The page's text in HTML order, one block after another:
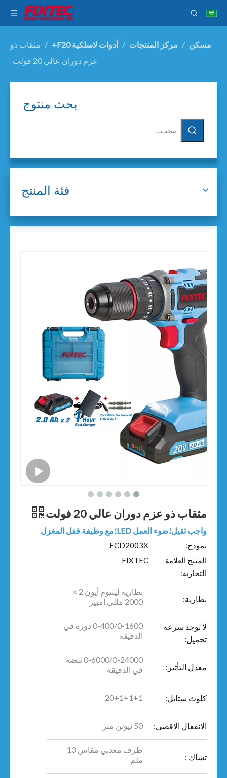
مسكن / مركز المنتجات / أدوات لاسلكية F20+ / مثقاب ذو
عزم دوران عالي 20 فولت
بحث منتوج
فئة المنتج
مثقاب ذو عزم دوران عالي 20 فولت
واجب ثقيل؛ضوء العمل LED؛مع وظيفة قفل المغزل
نموذج:
FCD2003X
المنتج العلامة
التجارية:
FIXTEC
بطارية:
بطارية ليثيوم أيون 2 ×
2000 مللي أمبير
لا توجد سرعه
تحميل:
0-400/0-1600 دورة في
الدقيقة
معدل التأثير:
0-6000/0-24000 نبضة
في الدقيقة
كلوث ستايل: 20+1+1+1
الانفعال الاقصى: 50 نيوتن متر
تشاك :
ظرف معدني مقاس 13
ملم